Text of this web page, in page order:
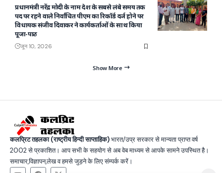
प्रधानमंत्री नरेंद्र मोदी के नाम देश के सबसे लंबे समय तक
पद पर रहने वाले निर्वाचित पीएम का रिकॉर्ड दर्ज होने पर
विधायक संजीव दिवाकर ने कार्यकर्ताओं के साथ किया
पूजा-पाठ
जून 10, 2026
Show More
कलप्रिट तहलका (राष्ट्रीय हिन्दी साप्ताहिक)भारत/उप्र सरकार से मान्यता प्राप्त वर्ष
2002 से प्रकाशित। आप सभी के सहयोग से अब वेब माध्यम से आपके सामने उपस्थित है।
समाचार,विज्ञापन,लेख व हमसे जुड़ने के लिए संम्पर्क करें।